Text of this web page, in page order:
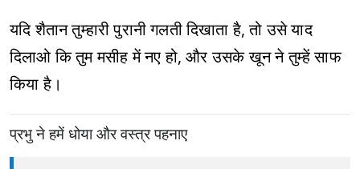
यदि शैतान तुम्हारी पुरानी गलती दिखाता है, तो उसे याद
दिलाओ कि तुम मसीह में नए हो, और उसके खून ने तुम्हें साफ
किया है।
प्रभु ने हमें धोया और वस्त्र पहनाए